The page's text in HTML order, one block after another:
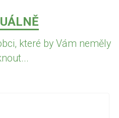
které by Vám neměly